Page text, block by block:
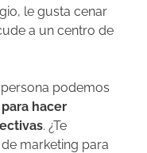
le gusta cenar
a un centro de
podemos
hacer
. ¿Te
marketing para